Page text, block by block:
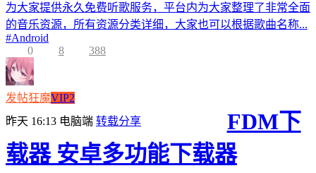
为大家提供永久免费听歌服务，平台内为大家整理了非常全面
的音乐资源，所有资源分类详细，大家也可以根据歌曲名称...
#Android
0
8 388
发帖狂魔VIP2
昨天 16:13 电脑端 转载分享
FDM下
载器 安卓多功能下载器